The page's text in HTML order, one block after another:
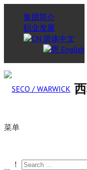
集团简介
职业发展
简体中文
English
菜单
！